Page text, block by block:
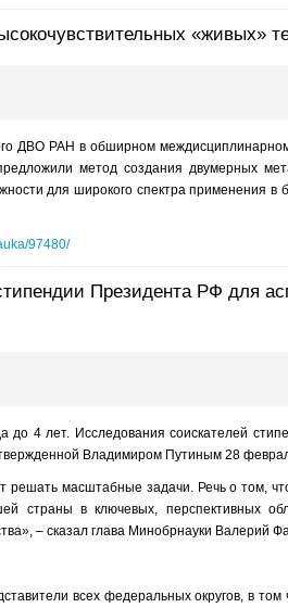
«живых»
ДВО РАН в обширном
метод создания двумерных
для широкого спектра применения в
97480/
Президента РФ для
до 4 лет. Исследования соискателей
Владимиром Путиным 28
масштабные задачи. Речь о том,
страны в ключевых, перспективных
– сказал глава Минобрнауки Валерий
всех федеральных округов, в